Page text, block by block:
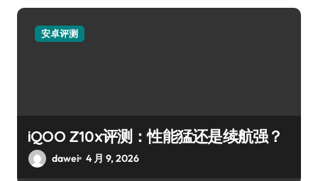
安卓评测
iQOO Z10x评测：性能猛还是续航强？
dawei 4 月 9, 2026